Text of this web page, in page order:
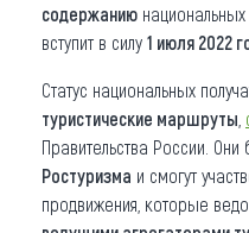
содержанию
вступит в силу 1 июля 2022
Статус национальных
туристические маршруты
Правительства России. Они
Ростуризма и смогут
продвижения, которые